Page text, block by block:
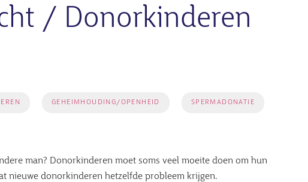
/ Donorkinderen
GEHEIMHOUDING/OPENHEID SPERMADONATIE
man? Donorkinderen moet soms veel moeite doen om hun
nieuwe donorkinderen hetzelfde probleem krijgen.